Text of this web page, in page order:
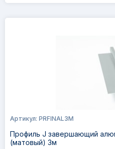
Артикул: PRFINAL3M
Профиль J завершающий
(матовый) 3м